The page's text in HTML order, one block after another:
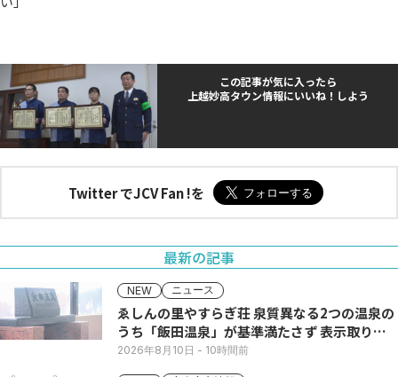
この記事が気に入ったら
上越妙高タウン情報にいいね！しよう
Twitter でJCV Fan !を
最新の記事
NEW ニュース
ゑしんの里やすらぎ荘 泉質異なる2つの温泉の
うち「飯田温泉」が基準満たさず 表示取りや
め
2026年8月10日 - 10時間前